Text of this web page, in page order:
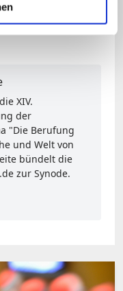
um
XIV.
der
"Die Berufung
und Welt von
bündelt die
zur Synode.